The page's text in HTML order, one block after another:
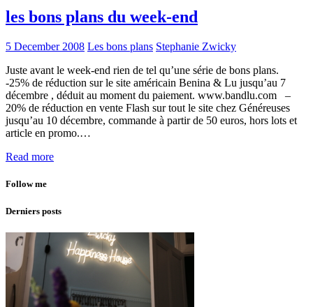
les bons plans du week-end
5 December 2008 Les bons plans Stephanie Zwicky
Juste avant le week-end rien de tel qu’une série de bons plans.
-25% de réduction sur le site américain Benina & Lu jusqu’au 7
décembre , déduit au moment du paiement. www.bandlu.com –
20% de réduction en vente Flash sur tout le site chez Généreuses
jusqu’au 10 décembre, commande à partir de 50 euros, hors lots et
article en promo.…
Read more
Follow me
Derniers posts